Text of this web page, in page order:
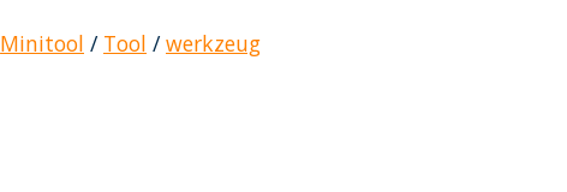
Minitool / Tool /werkzeug